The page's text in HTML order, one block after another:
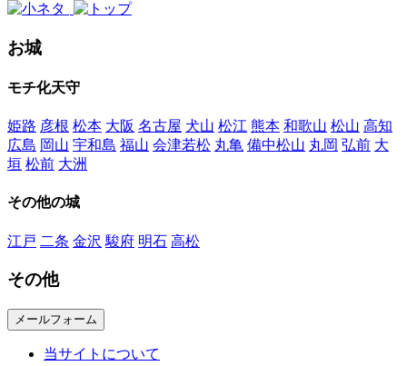
お城
モチ化天守
姫路 彦根 松本 大阪 名古屋 犬山 松江 熊本 和歌山 松山 高知
広島 岡山 宇和島 福山 会津若松 丸亀 備中松山 丸岡 弘前 大
垣 松前 大洲
その他の城
江戸 二条 金沢 駿府 明石 高松
その他
メールフォーム
当サイトについて